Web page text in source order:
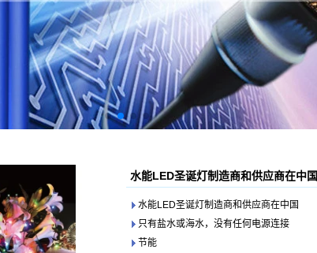
水能LED圣诞灯制造商和供应商在中国
水能LED圣诞灯制造商和供应商在中国
只有盐水或海水，没有任何电源连接
节能